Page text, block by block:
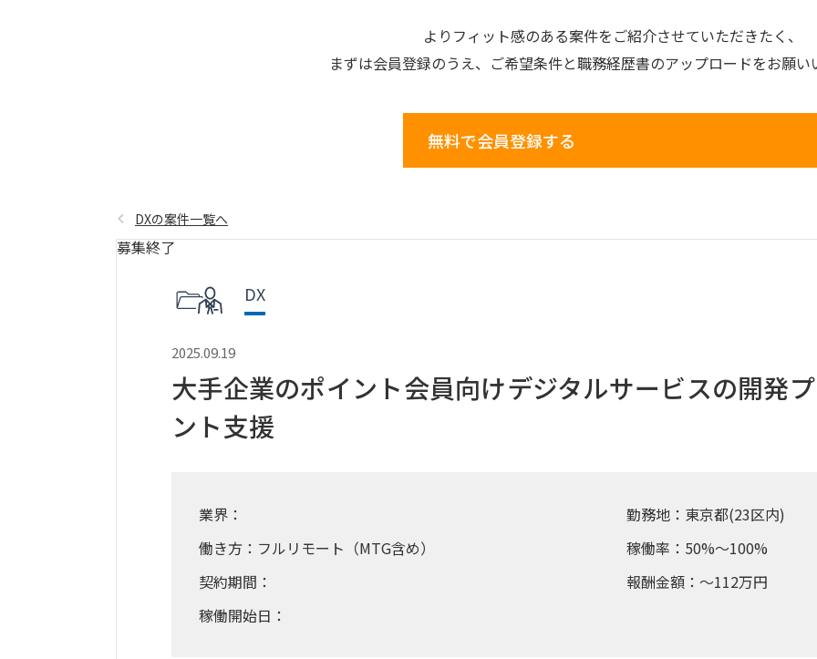
よりフィット感のある案件を ご紹介させていただきたく、
まずは会員登録のうえ、 ご希望条件と職務経歴書のアップロードをお願い
無料で会員登録する
DXの案件一覧へ
募集終了
DX
2025.09.19
大手企業のポイント会員向けデジタルサービスの開発
ント支援
業界：
働き方：フルリモート（MTG含め）
契約期間：
稼働開始日：
勤務地：東京都(23区内)
稼働率：50%～100%
報酬金額：～112万円